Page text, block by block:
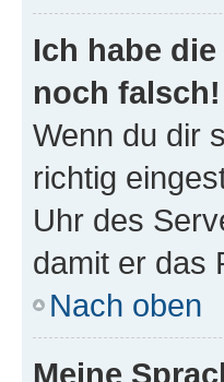
Ich habe
noch falsch!
Wenn du dir
richtig
Uhr des
damit er das
Nach oben
Meine